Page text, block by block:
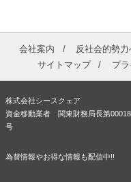
会社案内 反社会的勢
サイトマップ
プ
株式会社シースクェア
資金移動業者 関東財務局長第
号
為替情報やお得な情報も配信中!!